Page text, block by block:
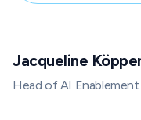
Jacqueline
Head of AI